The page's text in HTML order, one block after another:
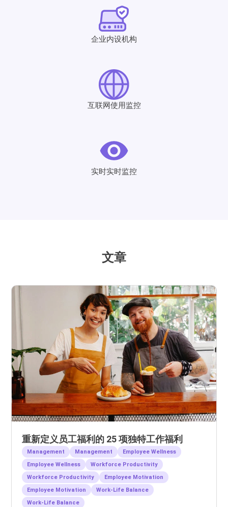
企业内设机构
互联网使用监控
实时实时监控
文章
重新定义员工福利的 25 项独特工作福利
Management Management
Employee Wellness
Employee Wellness
Workforce Productivity
Workforce Productivity
Employee Motivation
Employee Motivation
Work-Life Balance
Work-Life Balance